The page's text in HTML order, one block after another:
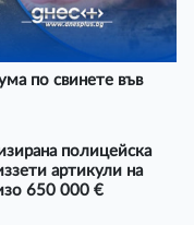
по свинете във
полицейска
артикули на
650 000 €